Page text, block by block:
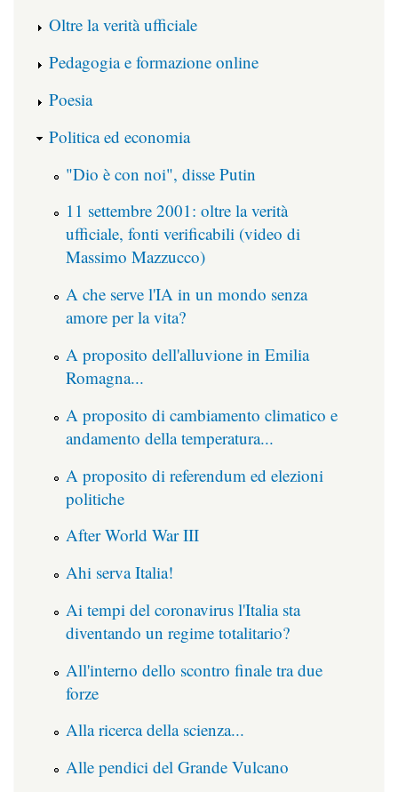
Oltre la verità ufficiale
Pedagogia e formazione online
Poesia
Politica ed economia
"Dio è con noi", disse Putin
11 settembre 2001: oltre la verità
ufficiale, fonti verificabili (video di
Massimo Mazzucco)
A che serve l'IA in un mondo senza
amore per la vita?
A proposito dell'alluvione in Emilia
Romagna...
A proposito di cambiamento climatico e
andamento della temperatura...
A proposito di referendum ed elezioni
politiche
After World War III
Ahi serva Italia!
Ai tempi del coronavirus l'Italia sta
diventando un regime totalitario?
All'interno dello scontro finale tra due
forze
Alla ricerca della scienza...
Alle pendici del Grande Vulcano